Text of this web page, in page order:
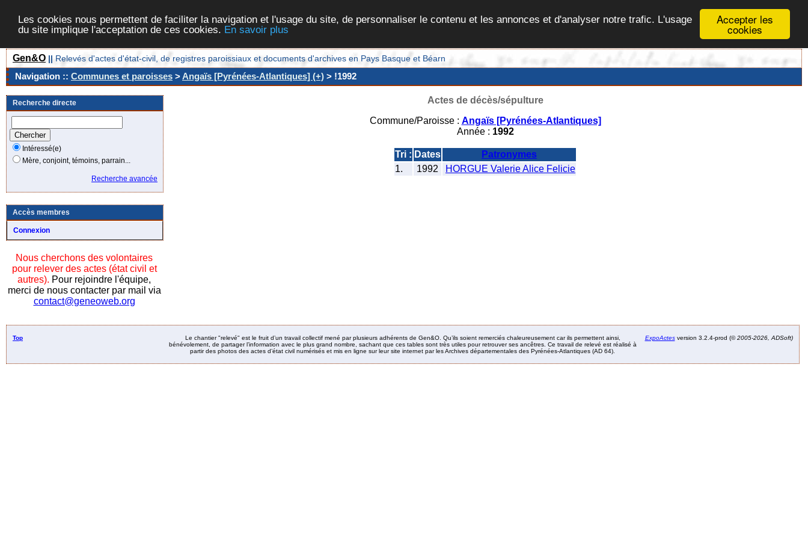
Accepter les
cookies
Les cookies nous permettent de faciliter la navigation et l'usage du site, de personnaliser le contenu et les annonces et d'analyser notre trafic. L'usage
du site implique l'acceptation de ces cookies. En savoir plus
Gen&O || Relevés d'actes d'état-civil, de registres paroissiaux et documents d'archives en Pays Basque et Béarn
Navigation :: Communes et paroisses >Angaïs [Pyrénées-Atlantiques] (+) > !1992
Recherche directe
Intéressé(e)
Mère, conjoint, témoins, parrain...
Recherche avancée
Accès membres
Connexion
Nous cherchons des volontaires
pour relever des actes (état civil et
autres). Pour rejoindre l'équipe,
merci de nous contacter par mail via
contact@geneoweb.org
Actes de décès/sépulture
Commune/Paroisse : Angaïs [Pyrénées-Atlantiques]
Année : 1992
Tri : Dates
Patronymes
1.
1992 HORGUE Valerie Alice Felicie
Top
Le chantier "relevé" est le fruit d’un travail collectif mené par plusieurs adhérents de Gen&O. Qu’ils soient remerciés chaleureusement car ils permettent ainsi,
bénévolement, de partager l’information avec le plus grand nombre, sachant que ces tables sont très utiles pour retrouver ses ancêtres. Ce travail de relevé est réalisé à
partir des photos des actes d’état civil numérisés et mis en ligne sur leur site internet par les Archives départementales des Pyrénées-Atlantiques (AD 64).
ExpoActesversion 3.2.4-prod (©2005-2026, ADSoft)